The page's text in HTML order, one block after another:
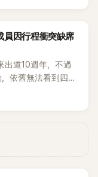
員因行程衝突缺席
出道10週年，不過
依舊無法看到四人
由Jisoo（智秀）、